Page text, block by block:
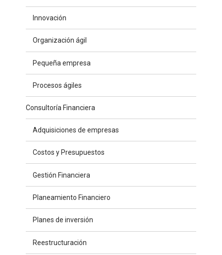
Innovación
Organización ágil
Pequeña empresa
Procesos ágiles
Consultoría Financiera
Adquisiciones de empresas
Costos y Presupuestos
Gestión Financiera
Planeamiento Financiero
Planes de inversión
Reestructuración